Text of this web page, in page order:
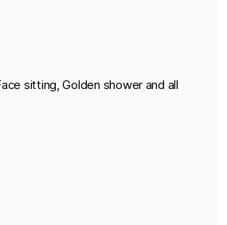
sitting, Golden shower and all